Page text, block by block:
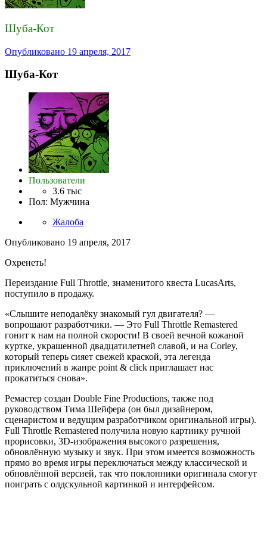
Шуба-Кот
Опубликовано 19 апреля, 2017
Шуба-Кот
Пользователи
3.6 тыс
Пол: Мужчина
Жалоба
Опубликовано 19 апреля, 2017
Охренеть!
Переиздание Full Throttle, знаменитого квеста LucasArts,
поступило в продажу.
«Слышите неподалёку знакомый гул двигателя? —
вопрошают разработчики. — Это Full Throttle Remastered
гонит к нам на полной скорости! В своей вечной кожаной
куртке, украшенной двадцатилетней славой, и на Corley,
который теперь сияет свежей краской, эта легенда
приключений в жанре point & click приглашает нас
прокатиться снова».
Ремастер создан Double Fine Productions, также под
руководством Тима Шейфера (он был дизайнером,
сценаристом и ведущим разработчиком оригинальной игры).
Full Throttle Remastered получила новую картинку ручной
прорисовки, 3D-изображения высокого разрешения,
обновлённую музыку и звук. При этом имеется возможность
прямо во время игры переключаться между классической и
обновлённой версией, так что поклонники оригинала смогут
поиграть с олдскульной картинкой и интерфейсом.